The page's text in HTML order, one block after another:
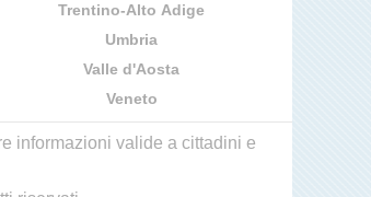
Trentino-Alto Adige
Umbria
Valle d'Aosta
Veneto
informazioni valide a cittadini e